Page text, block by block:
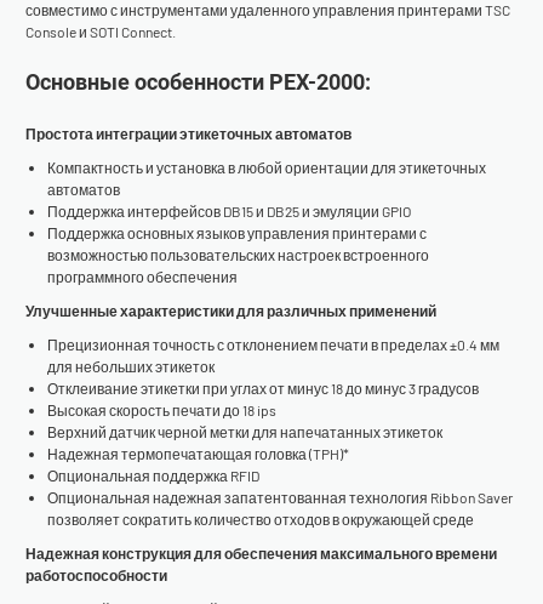
совместимо с инструментами удаленного управления принтерами TSC
Console и SOTI Connect.
Основные особенности PEX-2000:
Простота интеграции этикеточных автоматов
Компактность и установка в любой ориентации для этикеточных
автоматов
Поддержка интерфейсов DB15 и DB25 и эмуляции GPIO
Поддержка основных языков управления принтерами с
возможностью пользовательских настроек встроенного
программного обеспечения
Улучшенные характеристики для различных применений
Прецизионная точность с отклонением печати в пределах ±0.4 мм
для небольших этикеток
Отклеивание этикетки при углах от минус 18 до минус 3 градусов
Высокая скорость печати до 18 ips
Верхний датчик черной метки для напечатанных этикеток
Надежная термопечатающая головка (TPH)*
Опциональная поддержка RFID
Опциональная надежная запатентованная технология Ribbon Saver
позволяет сократить количество отходов в окружающей среде
Надежная конструкция для обеспечения максимального времени
работоспособности